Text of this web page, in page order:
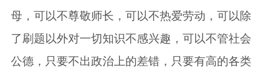
母，可以不尊敬师长，可以不热爱劳动，可以除
了刷题以外对一切知识不感兴趣，可以不管社会
公德，只要不出政治上的差错，只要有高的各类